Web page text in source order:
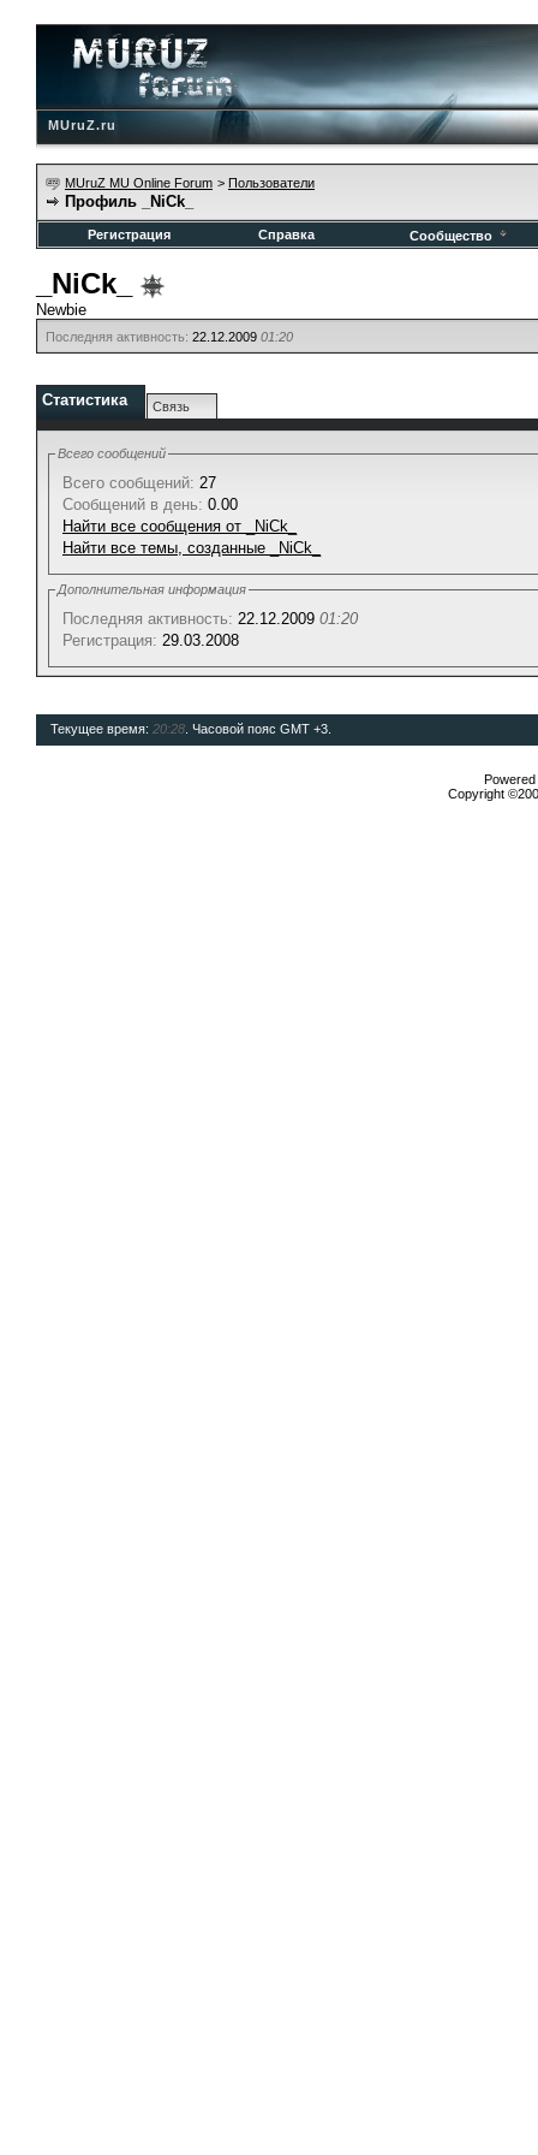
MUruZ.ru
MUruZ MU Online Forum > Пользователи
Профиль _NiCk_
Регистрация Справка Сообщество
_NiCk_
Newbie
Последняя активность: 22.12.2009 01:20
Статистика Связь
Всего сообщений
Всего сообщений: 27
Сообщений в день: 0.00
Найти все сообщения от _NiCk_
Найти все темы, созданные _NiCk_
Дополнительная информация
Последняя активность: 22.12.2009 01:20
Регистрация: 29.03.2008
Текущее время: 20:28 . Часовой пояс GMT +3.
Copyright